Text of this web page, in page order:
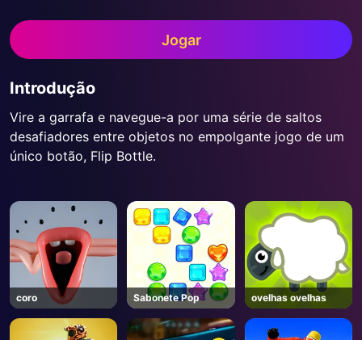
Jogar
Introdução
Vire a garrafa e navegue-a por uma série de saltos
desafiadores entre objetos no empolgante jogo de um
único botão, Flip Bottle.
coro Sabonete Pop ovelhas ovelhas